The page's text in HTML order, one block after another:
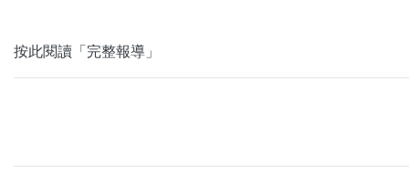
按此閱讀「完整報導」